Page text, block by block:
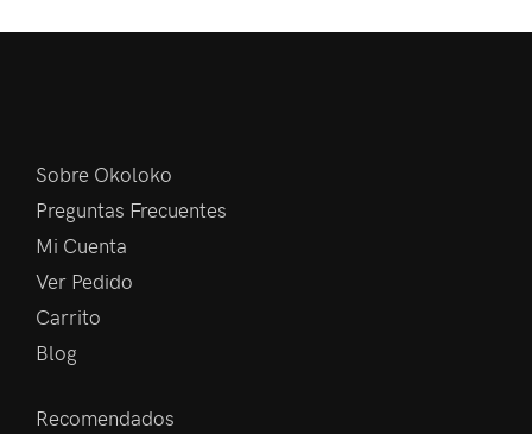
Sobre Okoloko
Preguntas Frecuentes
Mi Cuenta
Ver Pedido
Carrito
Blog
Recomendados